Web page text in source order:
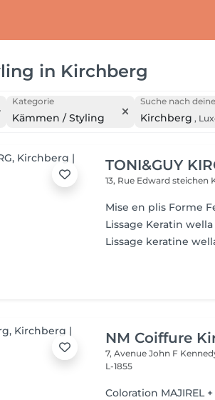
in Kirchberg
Kategorie
Kämmen / Styling
Suche nach
Kirchberg ,
TONI&GUY
13, Rue Edward steichen
Mise en plis Forme
Lissage Keratin wella
Lissage keratine
NM Coiffure
7, Avenue John F
L-1855
Coloration MAJIREL